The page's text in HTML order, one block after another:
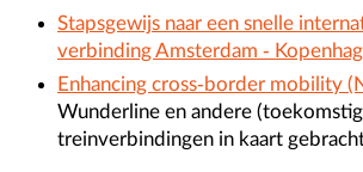
Stapsgewijs naar een snelle
verbinding Amsterdam -
Enhancing cross-border mobility
Wunderline en andere
treinverbindingen in kaart